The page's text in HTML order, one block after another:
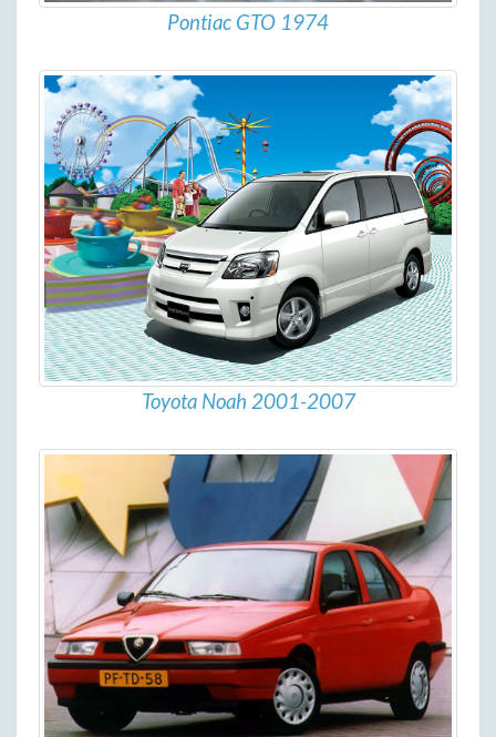
Pontiac GTO 1974
Toyota Noah 2001-2007